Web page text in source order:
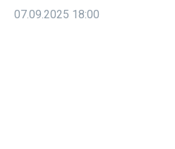
07.09.2025 18:00